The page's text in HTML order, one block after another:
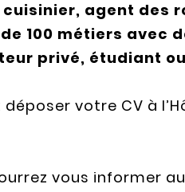
agent des
100 métiers avec
privé, étudiant
votre CV à
vous informer